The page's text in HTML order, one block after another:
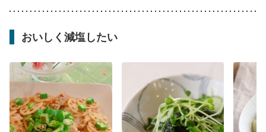
おいしく減塩したい